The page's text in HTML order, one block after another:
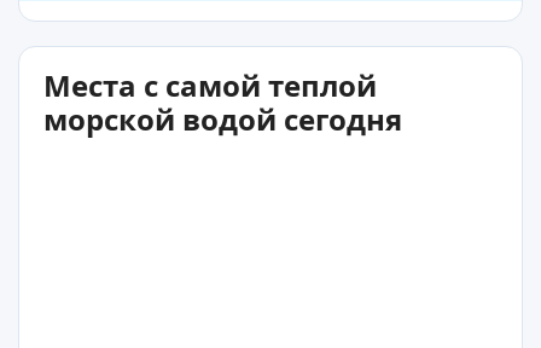
Места с самой теплой
морской водой сегодня